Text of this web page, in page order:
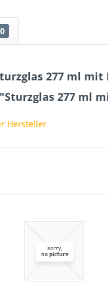
0
277 ml mit
277 ml
Hersteller